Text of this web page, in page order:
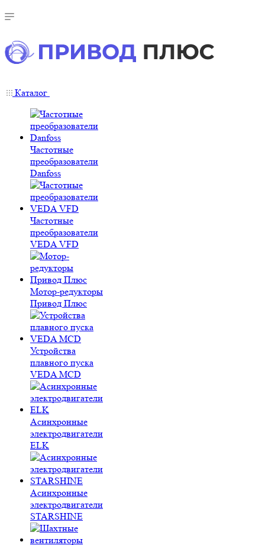
Каталог
Частотные
преобразователи
Danfoss
Частотные
преобразователи
VEDA VFD
Мотор-редукторы
Привод Плюс
Устройства
плавного пуска
VEDA MCD
Асинхронные
электродвигатели
ELK
Асинхронные
электродвигатели
STARSHINE